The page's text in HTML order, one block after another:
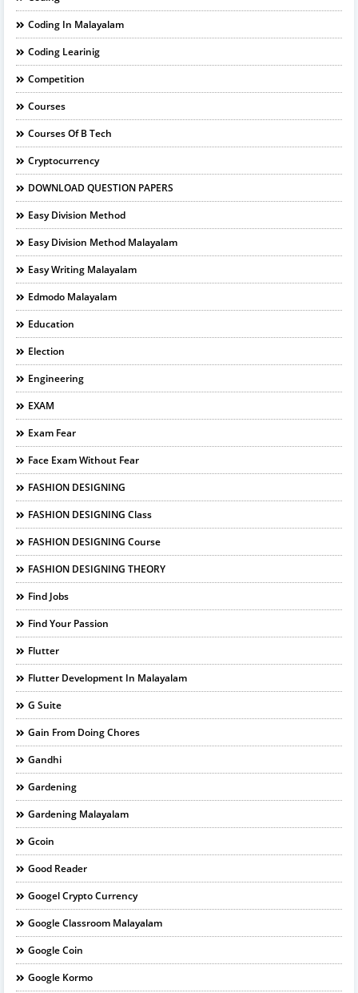
Coding In Malayalam
Coding Learinig
Competition
Courses
Courses Of B Tech
Cryptocurrency
DOWNLOAD QUESTION PAPERS
Easy Division Method
Easy Division Method Malayalam
Easy Writing Malayalam
Edmodo Malayalam
Education
Election
Engineering
EXAM
Exam Fear
Face Exam Without Fear
FASHION DESIGNING
FASHION DESIGNING Class
FASHION DESIGNING Course
FASHION DESIGNING THEORY
Find Jobs
Find Your Passion
Flutter
Flutter Development In Malayalam
G Suite
Gain From Doing Chores
Gandhi
Gardening
Gardening Malayalam
Gcoin
Good Reader
Googel Crypto Currency
Google Classroom Malayalam
Google Coin
Google Kormo